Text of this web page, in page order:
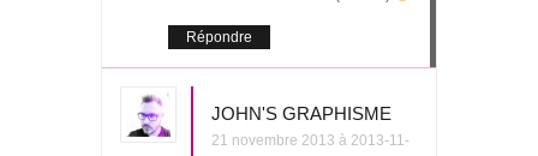
Répondre
JOHN'S GRAPHISME
21 novembre 2013 à 2013-11-